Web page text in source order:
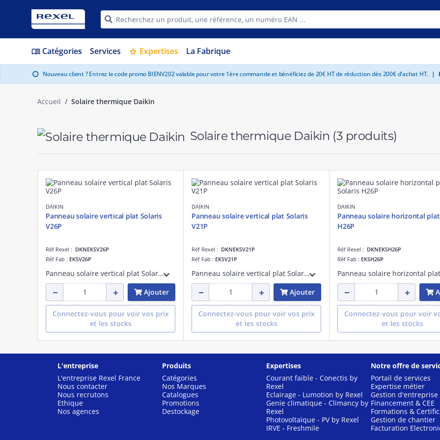
menu_book Catégories Services star Expertises La Fabrique
info Nouveau client ? Entrez le code promo BIENV202 valable pour votre 1ère commande et bénéficiez de 20€ HT de réduction dès 200€ d'achat HT. |
Accueil Solaire thermique Daikin
Solaire thermique Daikin (3 produits)
DAIKIN
Panneau solaire vertical plat Solaris
V26P
Réf Rexel : DKNEKSV26P
Réf Fab : EKSV26P
Panneau solaire vertical plat Solaris V26P - haut rendement - 2 000 x 1300 x 85 mm
Ajouter
Connectez-vous pour voir vos prix
et les stocks
DAIKIN
Panneau solaire vertical plat Solaris
V21P
Réf Rexel : DKNEKSV21P
Réf Fab : EKSV21P
Panneau solaire vertical plat Solaris V21P - haut rendement - 2 000 x 1 006 x 85 mm
Ajouter
Connectez-vous pour voir vos prix
et les stocks
DAIKIN
Panneau solaire horizontal
H26P
Réf Rexel : DKNEKSH26P
Réf Fab : EKSH26P
Connectez-vous pour voir
et les stocks
L'entreprise
L'entreprise Rexel France
Nous contacter
Nous recrutons
Ethique
Nos agences
Produits
Catégories
Nos Marques
Catalogues
Promotions
Destockage
Expertises
Courant faible - Conectis by
Rexel
Eclairage - Lumotion by Rexel
Genie climatique - Climancy by
Rexel
Photovoltaïque - PV by Rexel
IRVE - Freshmile
Notre offre de
Portail de services
Expertise métier
Gestion d'entreprise
Financement & CEE
Formations &
Gestion de chantier
Facturation